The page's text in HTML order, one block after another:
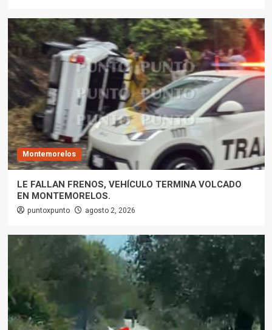
Montemorelos
LE FALLAN FRENOS, VEHÍCULO TERMINA VOLCADO
EN MONTEMORELOS.
puntoxpunto agosto 2, 2026